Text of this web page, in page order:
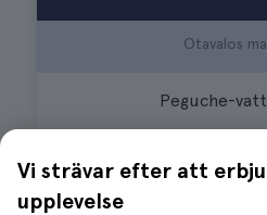
Otavalos
Peguche-
Det här är mitt förslag på
Vi strävar efter att
upplevelse